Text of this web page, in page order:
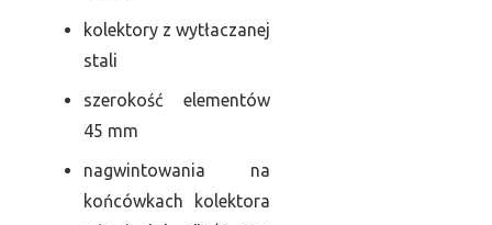
kolektory z wytłaczanej
stali
szerokość elementów
45 mm
nagwintowania na
końcówkach kolektora